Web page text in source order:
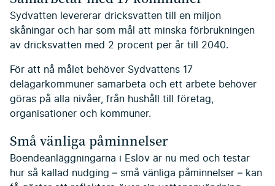
Sydvatten levererar dricksvatten till en miljon
skåningar och har som mål att minska förbrukningen
av dricksvatten med 2 procent per år till 2040.
För att nå målet behöver Sydvattens 17
delägarkommuner samarbeta och ett arbete behöver
göras på alla nivåer, från hushåll till företag,
organisationer och kommuner.
Små vänliga påminnelser
Boendeanläggningarna i Eslöv är nu med och testar
hur så kallad nudging – små vänliga påminnelser – kan